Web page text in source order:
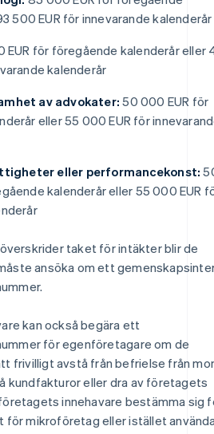
500 EUR för innevarande kalenderår
EUR för föregående kalenderår eller
kalenderår
av advokater: 50 000 EUR för
eller 55 000 EUR för
eller performancekonst:
kalenderår eller 55 000 EUR
taket för intäkter blir de
ansöka om ett
kan också begära ett
för egenföretagare om de
frivilligt avstå från befrielse från
kundfakturor eller dra av företagets
innehavare bestämma sig
för mikroföretag eller istället